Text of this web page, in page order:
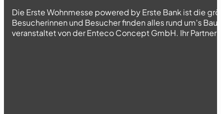
Die Erste Wohnmesse powered by Erste Bank ist die
Besucherinnen und Besucher finden alles rund um's
veranstaltet von der Enteco Concept GmbH. Ihr Partner